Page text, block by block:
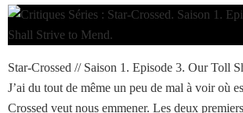
Star-Crossed // Saison 1. Episode 3. Our Toll
J’ai du tout de même un peu de mal à voir où
Crossed veut nous emmener. Les deux